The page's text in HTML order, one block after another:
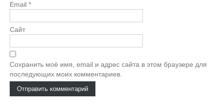
Email *
Сайт
Сохранить моё имя, email и адрес сайта в этом браузере для
последующих моих комментариев.